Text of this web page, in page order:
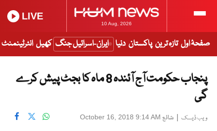
10 Aug, 2026
LIVE
صفحۂ اول تازہ ترین پاکستان دنیا ایران-اسرائیل جنگ کھیل انٹرٹینمنٹ
پنجاب حکومت آج آئندہ 8 ماہ کا بجٹ پیش کرے
گی
ویب ڈیسک | شائع October 16, 2018 9:14 AM